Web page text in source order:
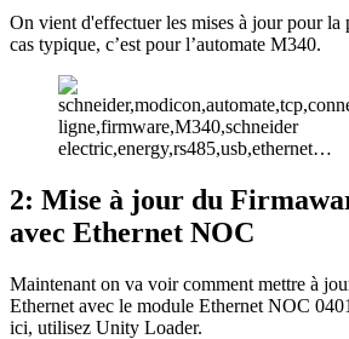
On vient d'effectuer les mises à jour pour
cas typique, c’est pour l’automate M340.
2: Mise à jour du
avec Ethernet NOC
Maintenant on va voir comment mettre à
Ethernet avec le module Ethernet NOC
ici, utilisez Unity Loader.